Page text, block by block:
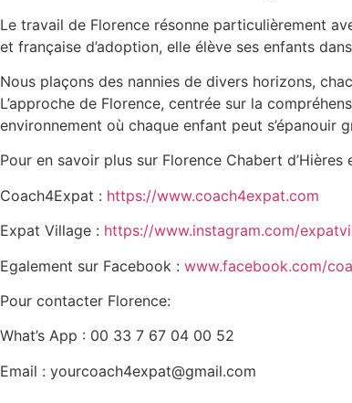
Le travail de Florence résonne particulièrement
et française d’adoption, elle élève ses enfants
Nous plaçons des nannies de divers horizons,
L’approche de Florence, centrée sur la
environnement où chaque enfant peut
Pour en savoir plus sur Florence Chabert d’Hières
Coach4Expat : https://www.coach4expat.com
Expat Village : https://www.instagram.com/
Egalement sur Facebook : www.facebook.com/
Pour contacter Florence:
What’s App : 00 33 7 67 04 00 52
Email : yourcoach4expat@gmail.com